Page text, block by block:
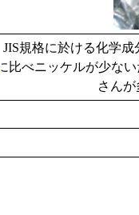
規格に於ける化学
比べニッケルが少な
さん